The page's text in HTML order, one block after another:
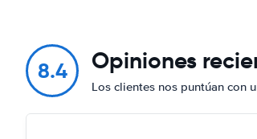
8.4 Opiniones
Los clientes nos puntúan con